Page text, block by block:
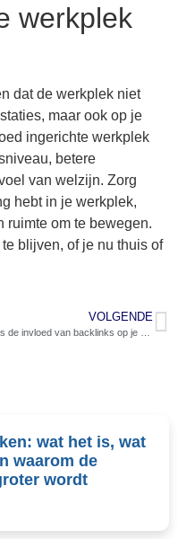
werkplek
dat de werkplek niet
maar ook op je
ingerichte werkplek
betere
van welzijn. Zorg
hebt in je werkplek,
ruimte om te bewegen.
blijven, of je nu thuis of
VOLGENDE
wat het is, wat
waarom de
wordt